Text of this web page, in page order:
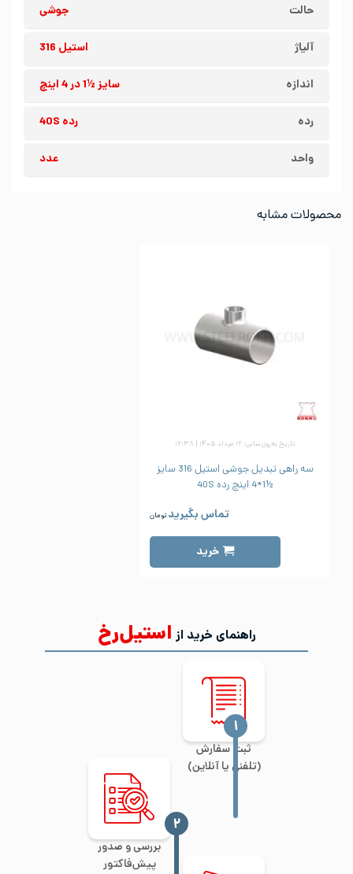
حالت جوشی
آلیاژ استیل 316
اندازه سایز ½1 در 4 اینچ
رده رده 40S
واحد عدد
محصولات مشابه
تاریخ به‌روزرسانی: ۱۲ مرداد ۱۴۰۵ | ۱۶:۳۸
سه راهی تبدیل جوشی استیل 316 سایز
½1*4 اینچ رده 40S
تماس بگیرید تومان
خرید
راهنمای خرید از استیل‌رخ
ثبت سفارش
(تلفنی یا آنلاین)
‍۱
بررسی و صدور
پیش‌فاکتور
‍۲